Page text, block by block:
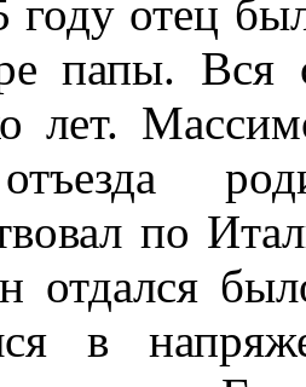
отец
папы.
лет.
по
отдался
в